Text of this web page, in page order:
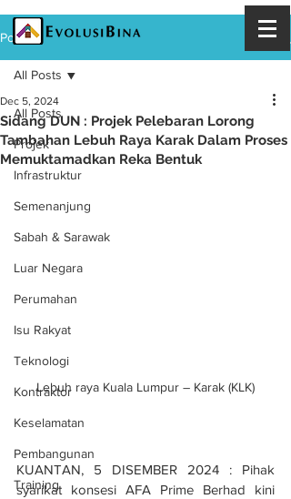
Post
All Posts
Projek
Infrastruktur
Semenanjung
Sabah & Sarawak
Luar Negara
Perumahan
Isu Rakyat
Teknologi
Kontraktor
Keselamatan
Pembangunan
Training
All Posts
Sidang DUN : Projek Pelebaran Lorong
Tambahan Lebuh Raya Karak Dalam Proses
Memuktamadkan Reka Bentuk
Dec 5, 2024
Lebuh raya Kuala Lumpur – Karak (KLK)
KUANTAN, 5 DISEMBER 2024 : Pihak
syarikat konsesi AFA Prime Berhad kini